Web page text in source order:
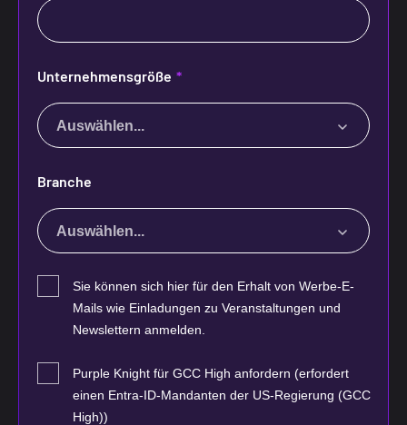
*
Unternehmensgröße
Auswählen...
Branche
Auswählen...
Sie können sich hier für den Erhalt von Werbe-E-
Mails wie Einladungen zu Veranstaltungen und
Newslettern anmelden.
Purple Knight für GCC High anfordern (erfordert
einen Entra‑ID‑Mandanten der US‑Regierung (GCC
High))